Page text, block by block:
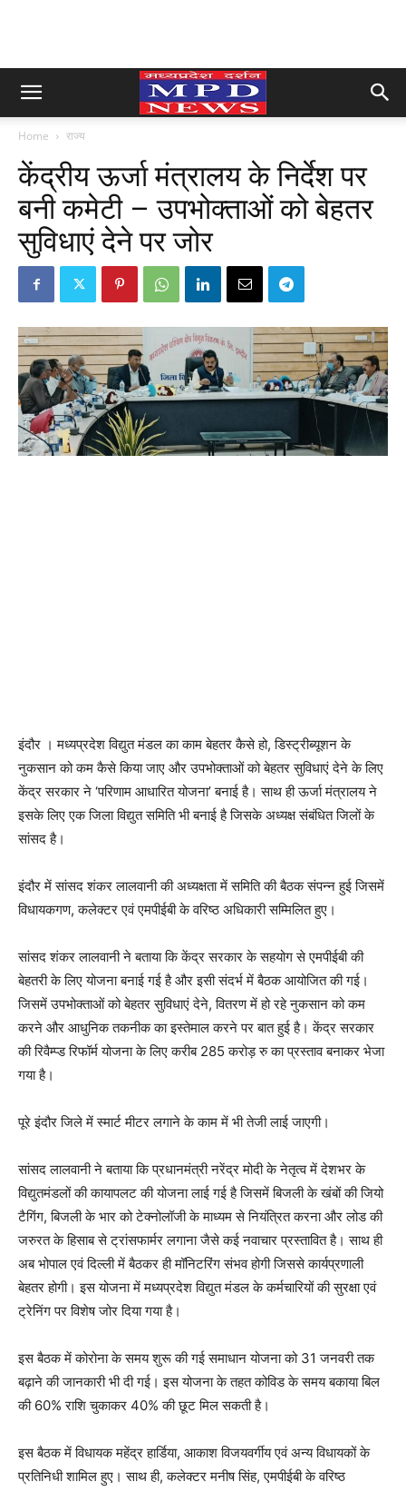
Home राज्य
केंद्रीय ऊर्जा मंत्रालय के निर्देश पर
बनी कमेटी – उपभोक्‍ताओं को बेहतर
सुविधाएं देने पर जोर
इंदौर । मध्‍यप्रदेश विद्युत मंडल का काम बेहतर कैसे हो, डिस्‍ट्रीब्‍यूशन के
नुकसान को कम कैसे किया जाए और उपभोक्‍ताओं को बेहतर सुविधाएं देने के लिए
केंद्र सरकार ने ‘परिणाम आधारित योजना’ बनाई है। साथ ही ऊर्जा मंत्रालय ने
इसके लिए एक जिला विद्युत समिति भी बनाई है जिसके अध्‍यक्ष संबंधित जिलों के
सांसद है।
इंदौर में सांसद शंकर लालवानी की अध्‍यक्षता में समिति की बैठक संपन्‍न हुई जिसमें
विधायकगण, कलेक्‍टर एवं एमपीईबी के वरिष्‍ठ अधिकारी सम्मिलित हुए।
सांसद शंकर लालवानी ने बताया कि केंद्र सरकार के सहयोग से एमपीईबी की
बेहतरी के लिए योजना बनाई गई है और इसी संदर्भ में बैठक आयोजित की गई।
जिसमें उपभोक्‍ताओं को बेहतर सुविधाएं देने, वितरण में हो रहे नुकसान को कम
करने और आधुनिक तकनीक का इस्‍तेमाल करने पर बात हुई है। केंद्र सरकार
की रिवैम्‍प्‍ड रिफॉर्म योजना के लिए करीब 285 करोड़ रु का प्रस्‍ताव बनाकर भेजा
गया है।
पूरे इंदौर जिले में स्‍मार्ट मीटर लगाने के काम में भी तेजी लाई जाएगी।
सांसद लालवानी ने बताया कि प्रधानमंत्री नरेंद्र मोदी के नेतृत्‍व में देशभर के
विद्युतमंडलों की कायापलट की योजना लाई गई है जिसमें बिजली के खंबों की जियो
टैगिंग, बिजली के भार को टेक्‍नोलॉजी के माध्‍यम से नियंत्रित करना और लोड की
जरुरत के हिसाब से ट्रांसफार्मर लगाना जैसे कई नवाचार प्रस्‍तावित है। साथ ही
अब भोपाल एवं दिल्‍ली में बैठकर ही मॉनिटरिंग संभव होगी जिससे कार्यप्रणाली
बेहतर होगी। इस योजना में मध्‍यप्रदेश विद्युत मंडल के कर्मचारियों की सुरक्षा एवं
ट्रेनिंग पर विशेष जोर दिया गया है।
इस बैठक में कोरोना के समय शुरू की गई समाधान योजना को 31 जनवरी तक
बढ़ाने की जानकारी भी दी गई। इस योजना के तहत कोविड के समय बकाया बिल
की 60% राशि चुकाकर 40% की छूट मिल सकती है।
इस बैठक में विधायक महेंद्र हार्डिया, आकाश विजयवर्गीय एवं अन्‍य विधायकों के
प्रतिनि‍धी शामिल हुए। साथ ही, कलेक्‍टर मनीष सिंह, एमपीईबी के वरिष्‍ठ